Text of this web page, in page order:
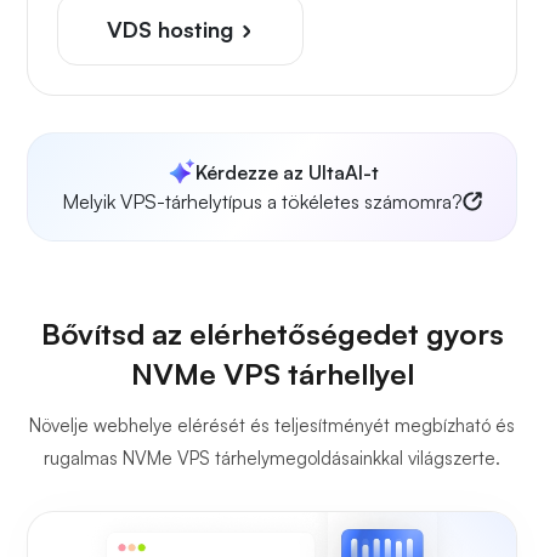
VDS hosting
Kérdezze az UltaAI-t
Melyik VPS-tárhelytípus a tökéletes számomra?
Bővítsd az elérhetőségedet gyors
NVMe VPS tárhellyel
Növelje webhelye elérését és teljesítményét megbízható és
rugalmas NVMe VPS tárhelymegoldásainkkal világszerte.